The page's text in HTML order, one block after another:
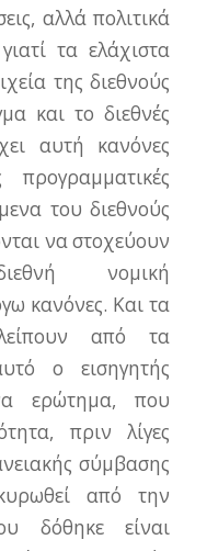
αλλά πολιτικά
τα ελάχιστα
της διεθνούς
και το διεθνές
αυτή κανόνες
του διεθνούς
να στοχεύουν
νομική
κανόνες. Και τα
από τα
ο εισηγητής
ερώτημα, που
πριν λίγες
σύμβασης
από την
δόθηκε είναι